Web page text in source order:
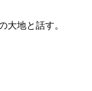
大地と話す。